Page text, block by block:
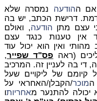
אם ההודעה נמסרה שלא
דרישת הכתב, יש בה
עצם מתן הודעה, ואולם
אין טענות כנגד עצם
ואין הוא יכול עוד
(ראה פס"ד שפייר,
די בה לעניין זה. המרכיב
קיומם של ליקויים שעל
המוכר/הקבלן/האחראי על
יכולה להתנער מאחריותו